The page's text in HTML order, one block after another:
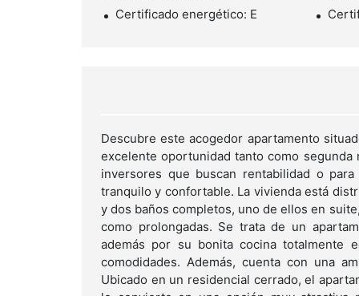
Certificado energético: E
Descubre este acogedor apartamento
excelente oportunidad tanto como
inversores que buscan rentabilidad o
tranquilo y confortable. La vivienda está
y dos baños completos, uno de ellos en
como prolongadas. Se trata de un
además por su bonita cocina totalmente
comodidades. Además, cuenta con una
Ubicado en un residencial cerrado, el